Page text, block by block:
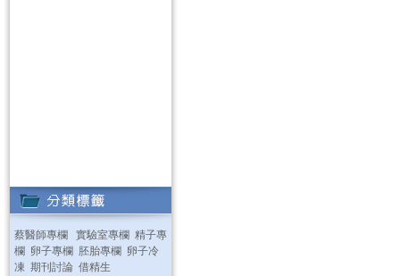
蔡醫師專欄 實驗室專欄 精子專
欄 卵子專欄 胚胎專欄 卵子冷
凍 期刊討論 借精生